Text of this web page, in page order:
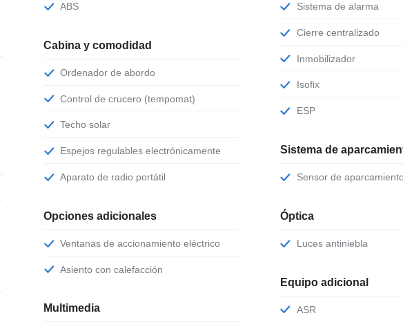
ABS
Cabina y comodidad
Ordenador de abordo
Control de crucero (tempomat)
Techo solar
Espejos regulables electrónicamente
Aparato de radio portátil
Opciones adicionales
Ventanas de accionamiento eléctrico
Asiento con calefacción
Multimedia
Sistema de alarma
Cierre centralizado
Inmobilizador
Isofix
ESP
Sistema de
Sensor de aparcamiento
Óptica
Luces antiniebla
Equipo adicional
ASR